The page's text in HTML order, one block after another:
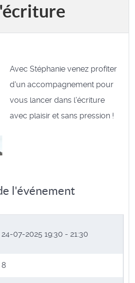
Avec Stéphanie venez profiter
d'un accompagnement pour
vous lancer dans l'écriture
avec plaisir et sans pression !
l'événement
24-07-2025 19:30 - 21:30
8